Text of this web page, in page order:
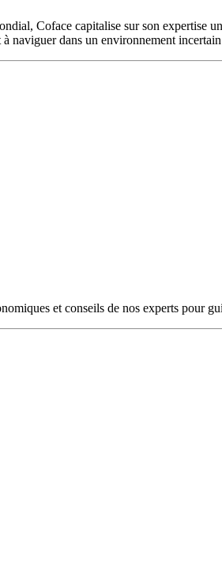
Coface capitalise sur son expertise
naviguer dans un environnement
et conseils de nos experts pour